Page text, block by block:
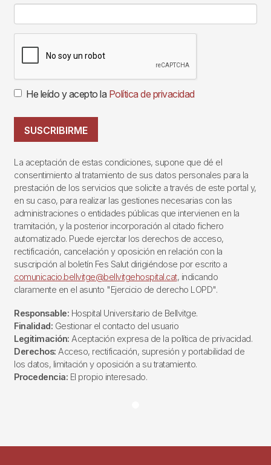
He leído y acepto la Política de privacidad
SUSCRIBIRME
La aceptación de estas condiciones, supone que dé el
consentimiento al tratamiento de sus datos personales para la
prestación de los servicios que solicite a través de este portal y,
en su caso, para realizar las gestiones necesarias con las
administraciones o entidades públicas que intervienen en la
tramitación, y la posterior incorporación al citado fichero
automatizado. Puede ejercitar los derechos de acceso,
rectificación, cancelación y oposición en relación con la
suscripción al boletín Fes Salut dirigiéndose por escrito a
comunicacio.bellvitge@bellvitgehospital.cat, indicando
claramente en el asunto "Ejercicio de derecho LOPD".
Responsable: Hospital Universitario de Bellvitge.
Finalidad: Gestionar el contacto del usuario
Legitimación: Aceptación expresa de la política de privacidad.
Derechos: Acceso, rectificación, supresión y portabilidad de
los datos, limitación y oposición a su tratamiento.
Procedencia: El propio interesado.